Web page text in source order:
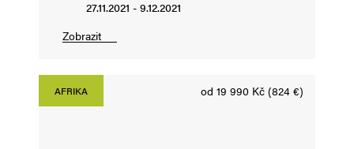
27.11.2021 - 9.12.2021
Zobrazit
AFRIKA od 19 990 Kč (824 €)